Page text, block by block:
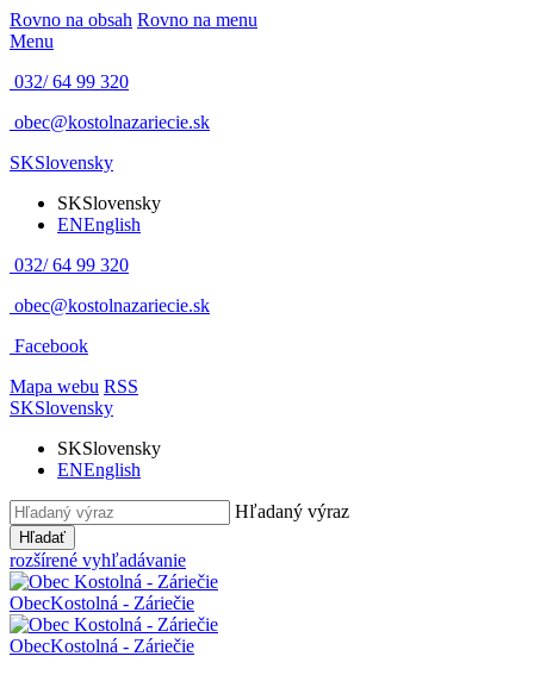
Rovno na obsah Rovno na menu
Menu
032/ 64 99 320
obec@kostolnazariecie.sk
SKSlovensky
SKSlovensky
ENEnglish
032/ 64 99 320
obec@kostolnazariecie.sk
Facebook
Mapa webu RSS
SKSlovensky
SKSlovensky
ENEnglish
Hľadaný výraz
Hľadať
rozšírené vyhľadávanie
ObecKostolná - Záriečie
ObecKostolná - Záriečie